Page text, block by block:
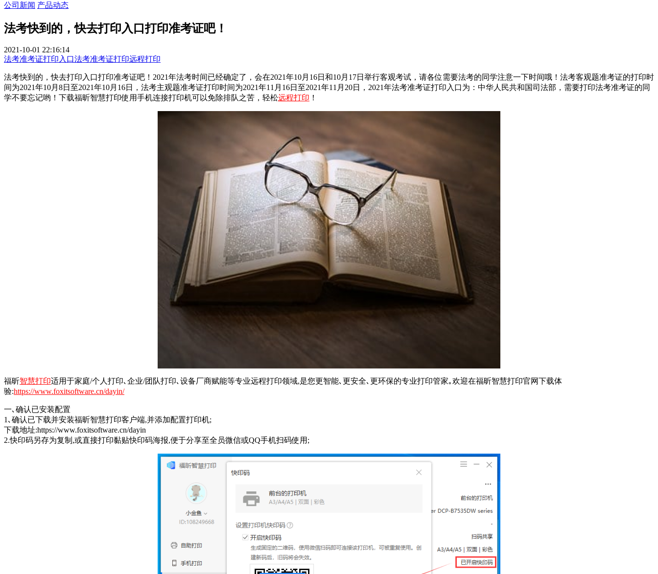
公司新闻 产品动态
法考快到的，快去打印入口打印准考证吧！
2021-10-01 22:16:14
法考准考证打印入口法考准考证打印远程打印
法考快到的，快去打印入口打印准考证吧！2021年法考时间已经确定了，会在2021年10月16日和10月17日举行客观考试，请各位需要法考的同学注意一下时间哦！法考客观题准考证的打印时
间为2021年10月8日至2021年10月16日，法考主观题准考证打印时间为2021年11月16日至2021年11月20日，2021年法考准考证打印入口为：中华人民共和国司法部，需要打印法考准考证的同
学不要忘记哟！下载福昕智慧打印使用手机连接打印机可以免除排队之苦，轻松远程打印 ！
福昕智慧打印适用于家庭/个人打印､企业/团队打印､设备厂商赋能等专业远程打印领域,是您更智能､更安全､更环保的专业打印管家｡欢迎在福昕智慧打印官网下载体
验:https://www.foxitsoftware.cn/dayin/
一､确认已安装配置
1､确认已下载并安装福昕智慧打印客户端,并添加配置打印机;
下载地址:https://www.foxitsoftware.cn/dayin
2.快印码另存为复制,或直接打印黏贴快印码海报,便于分享至全员微信或QQ手机扫码使用;